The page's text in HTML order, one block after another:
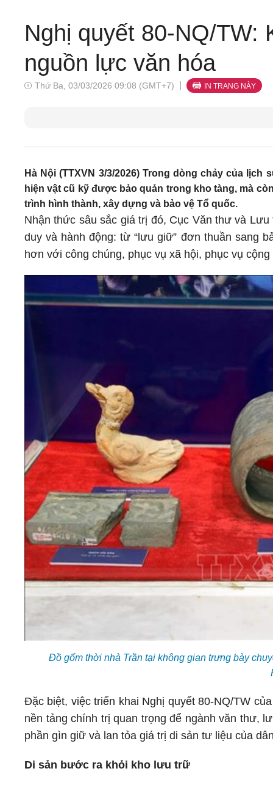
Nghị quyết 80-NQ/TW:
nguồn lực văn hóa
Thứ Ba, 03/03/2026 09:08 (GMT+7) IN TRANG NÀY
Hà Nội (TTXVN 3/3/2026) Trong dòng chảy của
hiện vật cũ kỹ được bảo quản trong kho tàng, mà
trình hình thành, xây dựng và bảo vệ Tổ quốc.
Nhận thức sâu sắc giá trị đó, Cục Văn thư và
duy và hành động: từ “lưu giữ” đơn thuần sang
hơn với công chúng, phục vụ xã hội, phục vụ cộng
Đồ gốm thời nhà Trần tại không gian trưng bày
Đặc biệt, việc triển khai Nghị quyết 80-NQ/TW
nền tảng chính trị quan trọng để ngành văn thư,
phần gìn giữ và lan tỏa giá trị di sản tư liệu của
Di sản bước ra khỏi kho lưu trữ